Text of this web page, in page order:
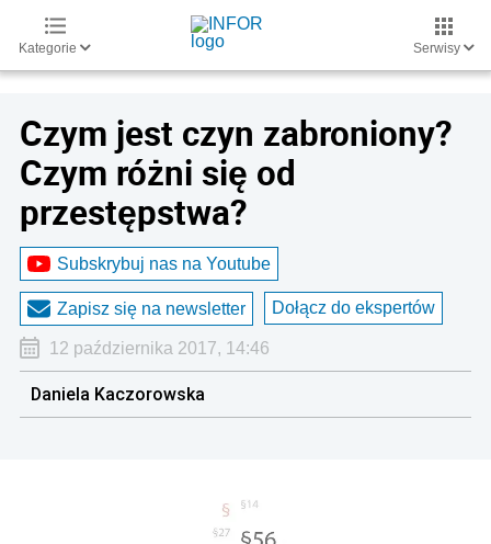
Kategorie Serwisy
Czym jest czyn zabroniony?
Czym różni się od
przestępstwa?
Subskrybuj nas na Youtube
Zapisz się na newsletter Dołącz do ekspertów
12 października 2017, 14:46
Daniela Kaczorowska